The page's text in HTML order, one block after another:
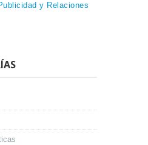
y Relaciones